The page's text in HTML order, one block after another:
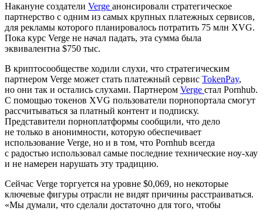
Накануне создатели Verge анонсировали стратегическое
партнерство с одним из самых крупных платежных сервисов,
для рекламы которого планировалось потратить 75 млн XVG.
Пока курс Verge не начал падать, эта сумма была
эквивалентна $750 тыс.
В криптосообществе ходили слухи, что стратегическим
партнером Verge может стать платежный сервис TokenPay,
но они так и остались слухами. Партнером Verge стал Pornhub.
С помощью токенов XVG пользователи порнопортала смогут
рассчитываться за платный контент и подписку.
Представители порноплатформы сообщили, что дело
не только в анонимности, которую обеспечивает
использование Verge, но и в том, что Pornhub всегда
с радостью использовал самые последние технические ноу-хау
и не намерен нарушать эту традицию.
Сейчас Verge торгуется на уровне $0,069, но некоторые
ключевые фигуры отрасли не видят причины расстраиваться.
«Мы думали, что сделали достаточно для того, чтобы